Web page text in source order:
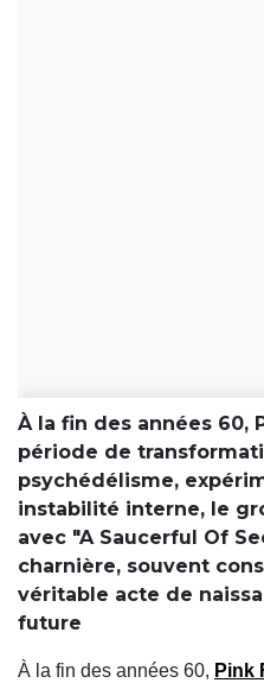
À la fin des années 60,
période de
psychédélisme,
instabilité interne, le
avec "A Saucerful Of
charnière, souvent
véritable acte de
future
À la fin des années 60, Pink